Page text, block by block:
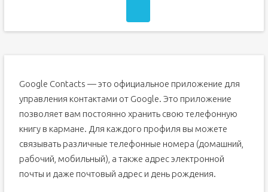
Google Contacts — это официальное приложение для
управления контактами от Google. Это приложение
позволяет вам постоянно хранить свою телефонную
книгу в кармане. Для каждого профиля вы можете
связывать различные телефонные номера (домашний,
рабочий, мобильный), а также адрес электронной
почты и даже почтовый адрес и день рождения.